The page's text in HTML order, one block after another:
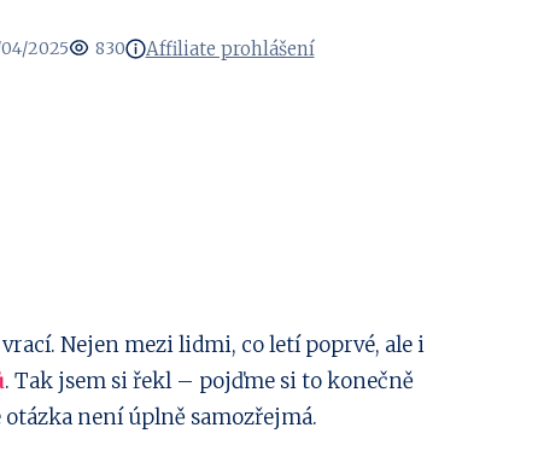
04/2025 830 Affiliate prohlášení
Nejen mezi lidmi, co letí poprvé, ale i
. Tak jsem si řekl – pojďme si to konečně
není úplně samozřejmá.